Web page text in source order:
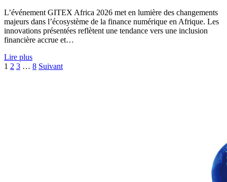
L’événement GITEX Africa 2026 met en lumière des changements
majeurs dans l’écosystème de la finance numérique en Afrique. Les
innovations présentées reflètent une tendance vers une inclusion
financière accrue et…
Lire plus
Pagination
1 2 3 … 8 Suivant